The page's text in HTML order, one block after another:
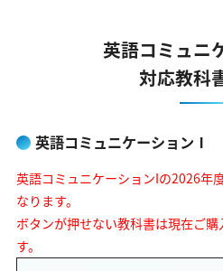
英語コミュニ
対応教科
英語コミュニケーションⅠ
英語コミュニケーションIの2026年
なります。
ボタンが押せない教科書は現在ご
す。